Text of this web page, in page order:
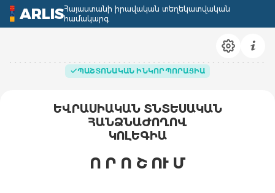
ARLISՀայաստանի իրավական տեղեկատվական
համակարգ
ՊԱՇՏՈՆԱԿԱՆ ԻՆԿՈՐՊՈՐԱՑԻԱ
ԵՎՐԱՍԻԱԿԱՆ ՏՆՏԵՍԱԿԱՆ
ՀԱՆՁՆԱԺՈՂՈՎ
ԿՈԼԵԳԻԱ
Ո Ր Ո Շ ՈՒ Մ